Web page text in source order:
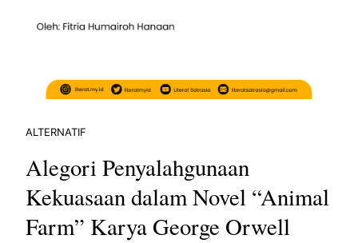
ALTERNATIF
Alegori Penyalahgunaan
Kekuasaan dalam Novel “Animal
Farm” Karya George Orwell